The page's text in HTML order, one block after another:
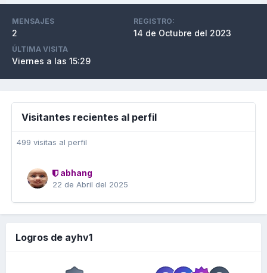
MENSAJES
2
REGISTRO:
14 de Octubre del 2023
ÚLTIMA VISITA
Viernes a las 15:29
Visitantes recientes al perfil
499 visitas al perfil
abhang
22 de Abril del 2025
Logros de ayhv1